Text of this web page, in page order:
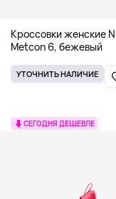
Кроссовки женские
Metcon 6, бежевый
УТОЧНИТЬ НАЛИЧИЕ
СЕГОДНЯ ДЕШЕВЛЕ